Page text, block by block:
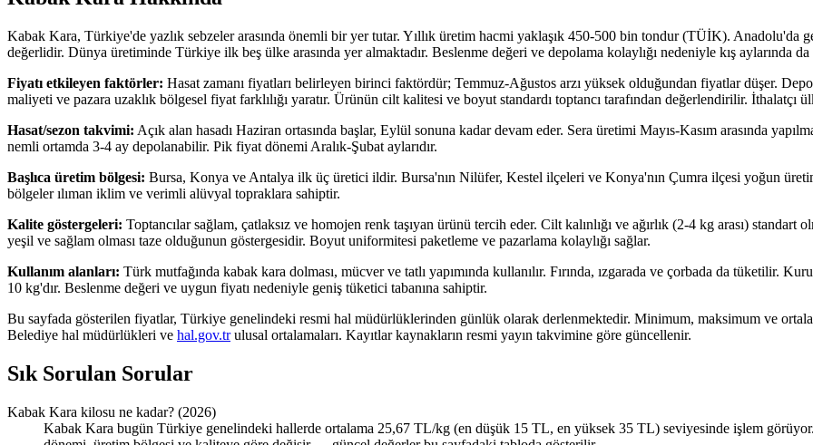
Kabak Kara, Türkiye'de yazlık sebzeler arasında önemli bir yer tutar. Yıllık üretim hacmi yaklaşık 450-500 bin tondur (TÜİK). Anadolu'da
değerlidir. Dünya üretiminde Türkiye ilk beş ülke arasında yer almaktadır. Beslenme değeri ve depolama kolaylığı nedeniyle kış aylarında
Fiyatı etkileyen faktörler: Hasat zamanı fiyatları belirleyen birinci faktördür; Temmuz-Ağustos arzı yüksek olduğundan fiyatlar düşer. Depo
maliyeti ve pazara uzaklık bölgesel fiyat farklılığı yaratır. Ürünün cilt kalitesi ve boyut standardı toptancı tarafından değerlendirilir. İthalatçı
Hasat/sezon takvimi: Açık alan hasadı Haziran ortasında başlar, Eylül sonuna kadar devam eder. Sera üretimi Mayıs-Kasım arasında
nemli ortamda 3-4 ay depolanabilir. Pik fiyat dönemi Aralık-Şubat aylarıdır.
Başlıca üretim bölgesi: Bursa, Konya ve Antalya ilk üç üretici ildir. Bursa'nın Nilüfer, Kestel ilçeleri ve Konya'nın Çumra ilçesi yoğun
bölgeler ılıman iklim ve verimli alüvyal topraklara sahiptir.
Kalite göstergeleri: Toptancılar sağlam, çatlaksız ve homojen renk taşıyan ürünü tercih eder. Cilt kalınlığı ve ağırlık (2-4 kg arası)
yeşil ve sağlam olması taze olduğunun göstergesidir. Boyut uniformitesi paketleme ve pazarlama kolaylığı sağlar.
Kullanım alanları: Türk mutfağında kabak kara dolması, mücver ve tatlı yapımında kullanılır. Fırında, ızgarada ve çorbada da tüketilir.
10 kg'dır. Beslenme değeri ve uygun fiyatı nedeniyle geniş tüketici tabanına sahiptir.
Bu sayfada gösterilen fiyatlar, Türkiye genelindeki resmi hal müdürlüklerinden günlük olarak derlenmektedir. Minimum, maksimum ve
Belediye hal müdürlükleri ve hal.gov.tr ulusal ortalamaları. Kayıtlar kaynakların resmi yayın takvimine göre güncellenir.
Sık Sorulan Sorular
Kabak Kara kilosu ne kadar? (2026)
Kabak Kara bugün Türkiye genelindeki hallerde ortalama 25,67 TL/kg (en düşük 15 TL, en yüksek 35 TL) seviyesinde işlem görüyor.